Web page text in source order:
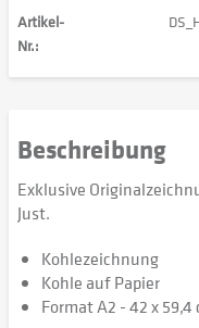
Artikel-
Nr.:
Beschreibung
Exklusive
Just.
Kohlezeichnung
Kohle auf Papier
Format A2 - 42 x 59,4